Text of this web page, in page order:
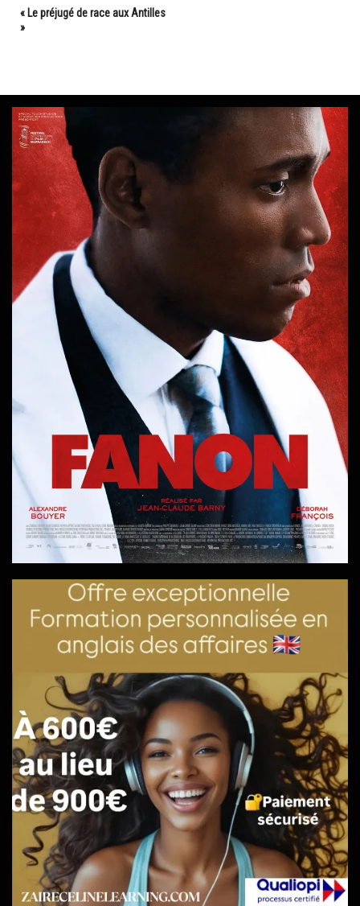
« Le préjugé de race aux Antilles
»